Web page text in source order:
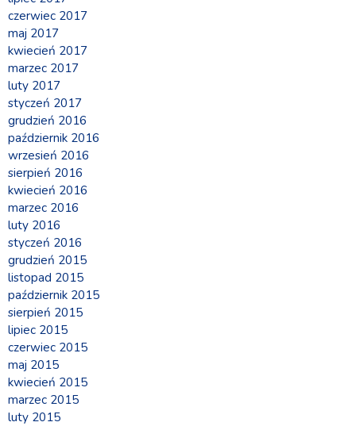
czerwiec 2017
maj 2017
kwiecień 2017
marzec 2017
luty 2017
styczeń 2017
grudzień 2016
październik 2016
wrzesień 2016
sierpień 2016
kwiecień 2016
marzec 2016
luty 2016
styczeń 2016
grudzień 2015
listopad 2015
październik 2015
sierpień 2015
lipiec 2015
czerwiec 2015
maj 2015
kwiecień 2015
marzec 2015
luty 2015